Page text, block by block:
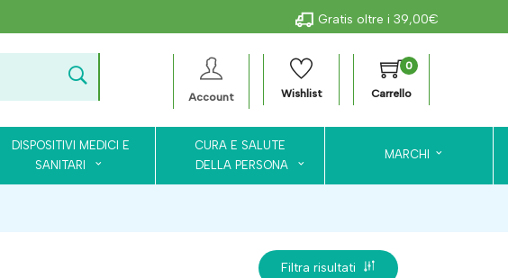
Gratis oltre i 39,00€
Account Wishlist
0
Carrello
DISPOSITIVI MEDICI E
SANITARI
CURA E SALUTE
DELLA PERSONA
MARCHI
Filtra risultati